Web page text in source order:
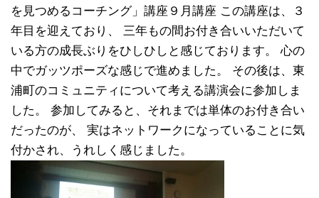
を見つめるコーチング」講座９月講座 この講座は、３
年目を迎えており、 三年もの間お付き合いいただいて
いる方の成長ぶりをひしひしと感じております。 心の
中でガッツポーズな感じで進めました。 その後は、東
浦町のコミュニティについて考える講演会に参加しま
した。 参加してみると、それまでは単体のお付き合い
だったのが、 実はネットワークになっていることに気
付かされ、うれしく感じました。